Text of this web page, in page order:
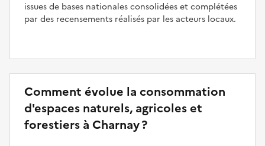
issues de bases nationales consolidées et complétées
par des recensements réalisés par les acteurs locaux.
Comment évolue la consommation
d'espaces naturels, agricoles et
forestiers à Charnay ?